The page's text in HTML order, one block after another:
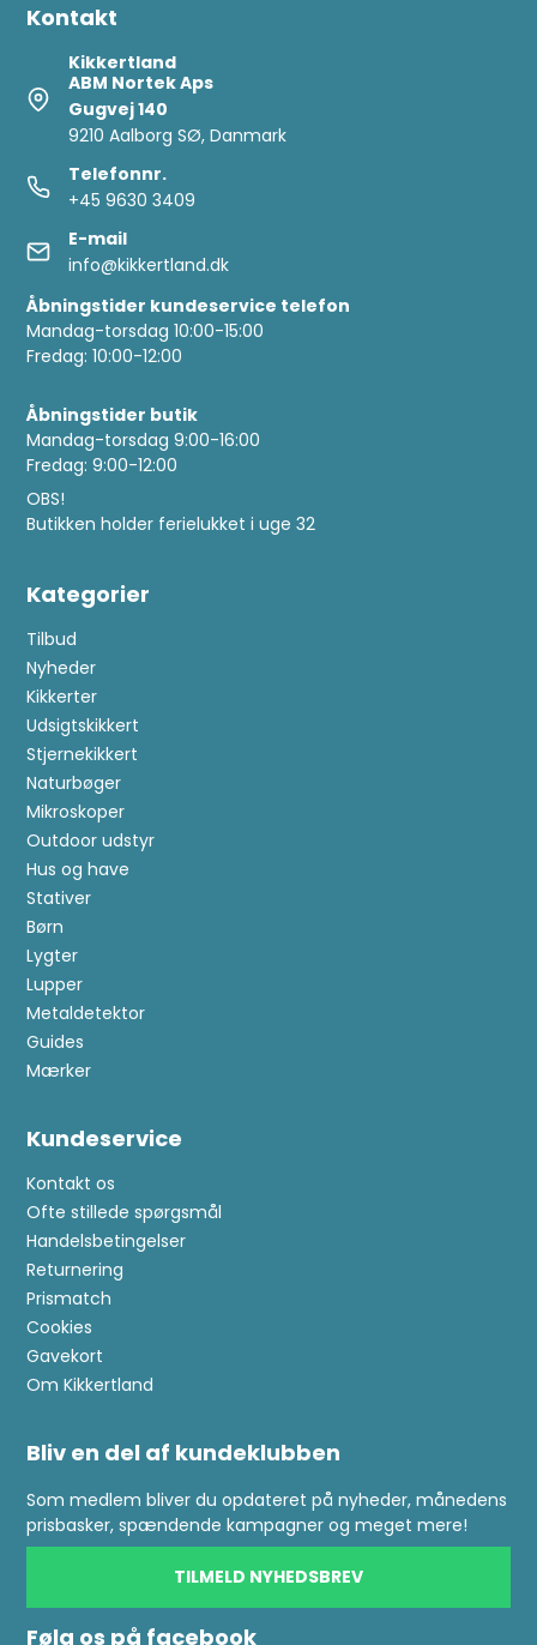
Kontakt
Kikkertland
ABM Nortek Aps
Gugvej 140
9210 Aalborg SØ, Danmark
Telefonnr.
+45 9630 3409
E-mail
info@kikkertland.dk
Åbningstider kundeservice telefon
Mandag-torsdag 10:00-15:00
Fredag: 10:00-12:00
Åbningstider butik
Mandag-torsdag 9:00-16:00
Fredag: 9:00-12:00
OBS!
Butikken holder ferielukket i uge 32
Kategorier
Tilbud
Nyheder
Kikkerter
Udsigtskikkert
Stjernekikkert
Naturbøger
Mikroskoper
Outdoor udstyr
Hus og have
Stativer
Børn
Lygter
Lupper
Metaldetektor
Guides
Mærker
Kundeservice
Kontakt os
Ofte stillede spørgsmål
Handelsbetingelser
Returnering
Prismatch
Cookies
Gavekort
Om Kikkertland
Bliv en del af kundeklubben
Som medlem bliver du opdateret på nyheder, månedens
prisbasker, spændende kampagner og meget mere!
TILMELD NYHEDSBREV
Følg os på facebook